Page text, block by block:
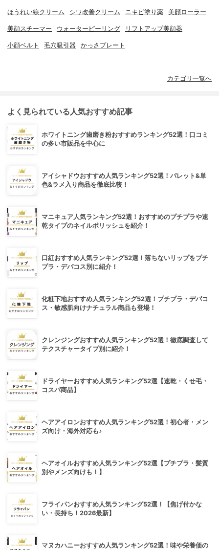
ほうれい線クリーム シワ改善クリーム ニキビ塗り薬 美顔ローラー
美顔スチーマー ウォーターピーリング リフトアップ美顔器
小顔ベルト 毛穴吸引器 かっさプレート
カテゴリ一覧へ
よく見られている人気おすすめ記事
ホワイトニング歯磨き粉おすすめランキング52選！口コミ
の多い市販品を中心に
アイシャドウおすすめ人気ランキング52選！パレット&単
色&ラメ入り商品を徹底比較！
マニキュア人気ランキング52選！おすすめのプチプラや速
乾タイプのネイルポリッシュを紹介！
口紅おすすめ人気ランキング52選！落ちないリップをプチ
プラ・デパコス別に紹介！
化粧下地おすすめ人気ランキング52選！プチプラ・デパコ
ス・敏感肌向けナチュラル商品も登場！
クレンジングおすすめ人気ランキング52選！徹底調査して
テクスチャータイプ別に紹介！
ドライヤーおすすめ人気ランキング52選【速乾・くせ毛・
コスパ商品】
ヘアアイロンおすすめ人気ランキング52選！初心者・メン
ズ向け・海外対応も♪
ヘアオイルおすすめ人気ランキング52選【プチプラ・髪質
別やメンズ向けも！】
フライパンおすすめ人気ランキング52選！【焦げ付かな
い・長持ち！2026最新】
マヌカハニーおすすめ人気ランキング52選！味や栄養価の